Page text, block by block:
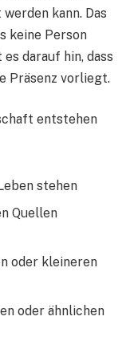
kann. Das
keine Person
darauf hin, dass
Präsenz vorliegt.
entstehen
stehen
Quellen
oder kleineren
oder ähnlichen